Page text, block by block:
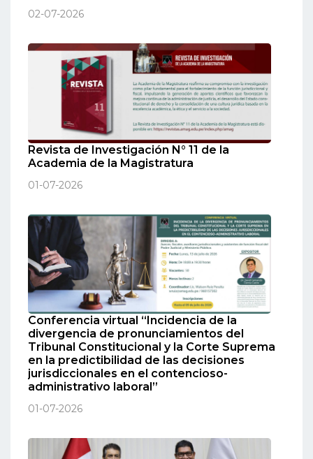
02-07-2026
Revista de Investigación N° 11 de la
Academia de la Magistratura
01-07-2026
Conferencia virtual “Incidencia de la
divergencia de pronunciamientos del
Tribunal Constitucional y la Corte Suprema
en la predictibilidad de las decisiones
jurisdiccionales en el contencioso-
administrativo laboral”
01-07-2026